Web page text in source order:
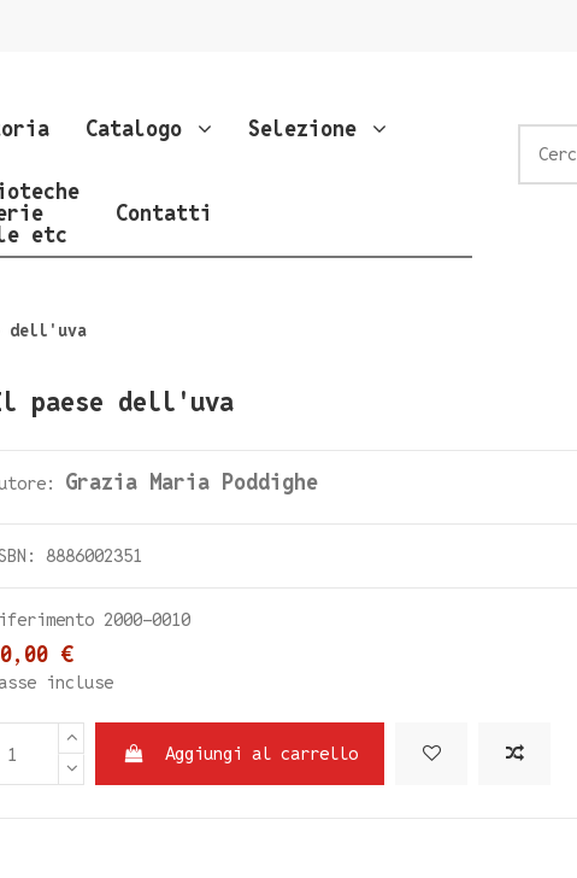
Catalogo Selezione
etc
Contatti
dell'uva
paese dell'uva
Grazia Maria Poddighe
8886002351
2000-0010
€
incluse
Aggiungi al carrello